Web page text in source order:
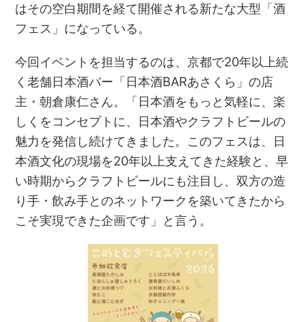
はその空白期間を経て開催される新たな大型「酒
フェス」になっている。
今回イベントを担当するのは、京都で20年以上続
く老舗日本酒バー「日本酒BARあさくら」の店
主・朝倉康仁さん。「日本酒をもっと気軽に、楽
しくをコンセプトに、日本酒やクラフトビールの
魅力を発信し続けてきました。このフェスは、日
本酒文化の現場を20年以上支えてきた経験と、早
い時期からクラフトビールにも注目し、双方の造
り手・飲み手とのネットワークを築いてきたから
こそ実現できた企画です」と言う。